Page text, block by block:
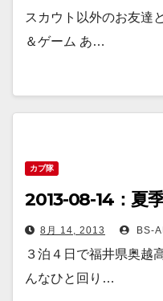
スカウト以外のお友達
＆ゲーム あ…
カブ隊
2013-08-14：夏
8月 14, 2013 BS-
３泊４日で福井県奥越
んなひと回り…